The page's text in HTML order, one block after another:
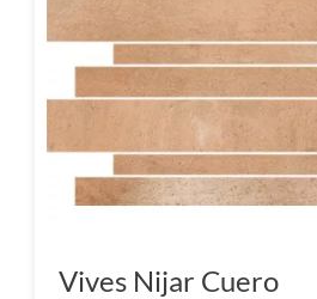
Vives Nijar Cuero